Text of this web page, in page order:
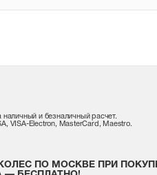
наличный и безналичный расчет.
VISA-Electron, MasterCard, Maestro.
ПО МОСКВЕ ПРИ